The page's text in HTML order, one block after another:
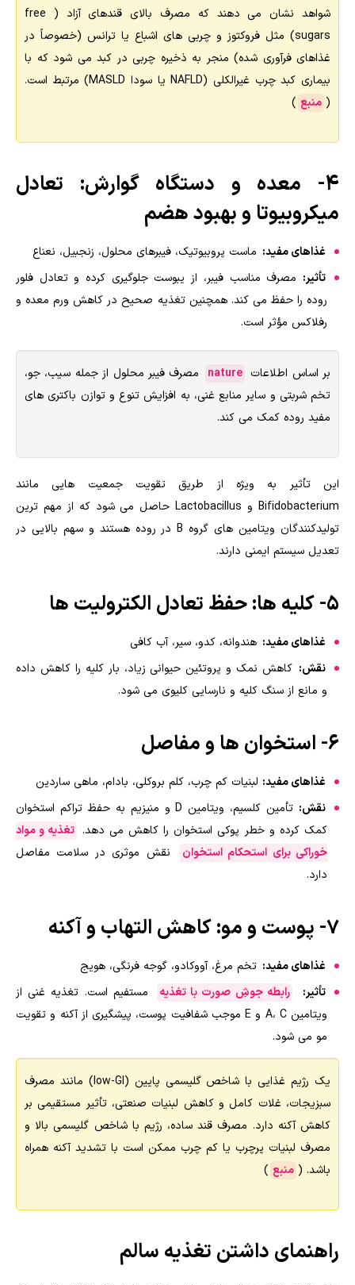
شواهد نشان می دهند که مصرف بالای قندهای آزاد ( free
sugars) مثل فروکتوز و چربی های اشباع یا ترانس (خصوصاً در
غذاهای فرآوری شده) منجر به ذخیره چربی در کبد می شود که با
بیماری کبد چرب غیرالکلی (NAFLD یا سودا MASLD) مرتبط است.
( منبع )
۴- معده و دستگاه گوارش: تعادل
میکروبیوتا و بهبود هضم
غذاهای مفید: ماست پروبیوتیک، فیبرهای محلول، زنجبیل، نعناع
تأثیر: مصرف مناسب فیبر، از یبوست جلوگیری کرده و تعادل فلور
روده را حفظ می کند. همچنین تغذیه صحیح در کاهش ورم معده و
رفلاکس مؤثر است.
بر اساس اطلاعات nature
مصرف فیبر محلول از جمله سیب، جو،
تخم شربتی و سایر منابع غنی، به افزایش تنوع و توازن باکتری های
مفید روده کمک می کند.
این تأثیر به ویژه از طریق تقویت جمعیت هایی مانند
Bifidobacterium و Lactobacillus حاصل می شود که از مهم ترین
تولیدکنندگان ویتامین های گروه B در روده هستند و سهم بالایی در
تعدیل سیستم ایمنی دارند.
۵- کلیه ها: حفظ تعادل الکترولیت ها
غذاهای مفید: هندوانه، کدو، سیر، آب کافی
نقش: کاهش نمک و پروتئین حیوانی زیاد، بار کلیه را کاهش داده
و مانع از سنگ کلیه و نارسایی کلیوی می شود.
۶- استخوان ها و مفاصل
غذاهای مفید: لبنیات کم چرب، کلم بروکلی، بادام، ماهی ساردین
نقش:
تأمین کلسیم، ویتامین D و منیزیم به حفظ تراکم استخوان
کمک کرده و خطر پوکی استخوان را کاهش می دهد. تغذیه و مواد
خوراکی برای استحکام استخوان
نقش موثری در سلامت مفاصل
دارد.
۷- پوست و مو: کاهش التهاب و آکنه
غذاهای مفید: تخم مرغ، آووکادو، گوجه فرنگی، هویج
تأثیر:
رابطه جوشِ صورت با تغذیه
مستفیم است. تغذیه غنی از
ویتامین A، C و E موجب شفافیت پوست، پیشگیری از آکنه و تقویت
مو می شود.
یک رژیم غذایی با شاخص گلیسمی پایین (low-GI) مانند مصرف
سبزیجات، غلات کامل و کاهش لبنیات صنعتی، تأثیر مستقیمی بر
کاهش آکنه دارد. مصرف قند ساده، رژیم با شاخص گلیسمی بالا و
مصرف لبنیات پرچرب یا کم چرب ممکن است با تشدید آکنه همراه
باشد. ( منبع )
راهنمای داشتن تغذیه سالم